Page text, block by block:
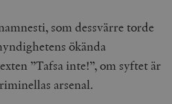
som dessvärre torde
ökända
”Tafsa inte!”, om syftet är
arsenal.